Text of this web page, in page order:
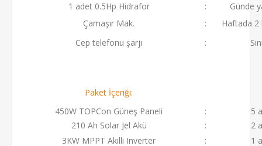
1 adet 0.5Hp Hidrafor :
Günde
Çamaşır Mak.
:
Haftada 2
Cep telefonu şarjı
:
Paket İçeriği:
450W TOPCon Güneş Paneli
:
5
210 Ah Solar Jel Akü
:
2
3KW MPPT Akıllı Inverter
:
1